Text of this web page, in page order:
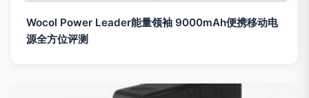
Wocol Power Leader能量领袖 9000mAh便携移动电
源全方位评测